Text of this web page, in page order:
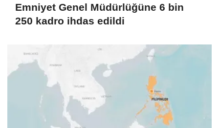
Emniyet Genel Müdürlüğüne 6 bin
250 kadro ihdas edildi